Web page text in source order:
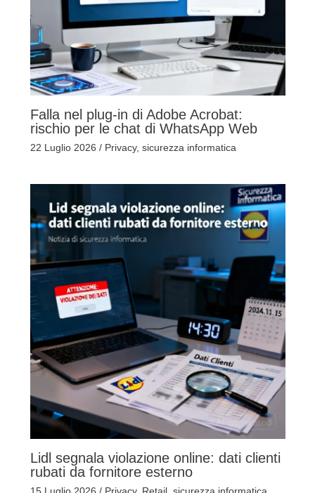
Falla nel plug-in di Adobe Acrobat:
rischio per le chat di WhatsApp Web
22 Luglio 2026 / Privacy, sicurezza informatica
Lidl segnala violazione online: dati clienti
rubati da fornitore esterno
15 Luglio 2026 / Privacy, Retail, sicurezza informatica